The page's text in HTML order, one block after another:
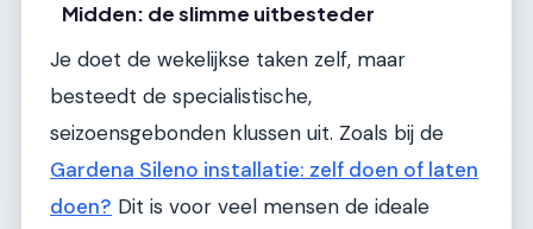
Midden: de slimme uitbesteder
Je doet de wekelijkse taken zelf, maar
besteedt de specialistische,
seizoensgebonden klussen uit. Zoals bij de
Gardena Sileno installatie: zelf doen of laten
doen? Dit is voor veel mensen de ideale